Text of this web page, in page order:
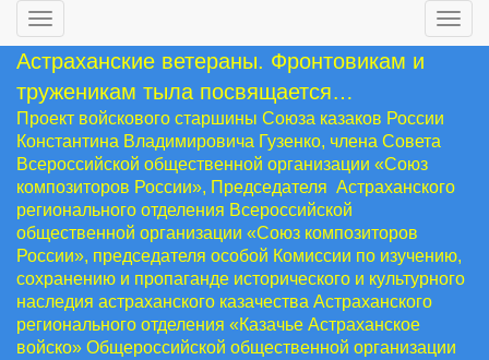
Астраханские ветераны. Фронтовикам и
труженикам тыла посвящается…
Проект войскового старшины Союза казаков России
Константина Владимировича Гузенко, члена Совета
Всероссийской общественной организации «Союз
композиторов России», Председателя Астраханского
регионального отделения Всероссийской
общественной организации «Союз композиторов
России», председателя особой Комиссии по изучению,
сохранению и пропаганде исторического и культурного
наследия астраханского казачества Астраханского
регионального отделения «Казачье Астраханское
войско» Общероссийской общественной организации